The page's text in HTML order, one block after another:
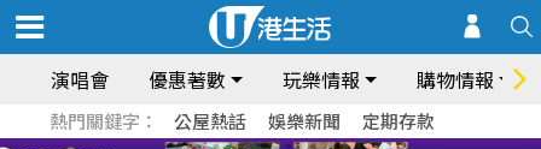
演唱會 優惠著數 玩樂情報 購物情報
熱門關鍵字： 公屋熱話 娛樂新聞 定期存款